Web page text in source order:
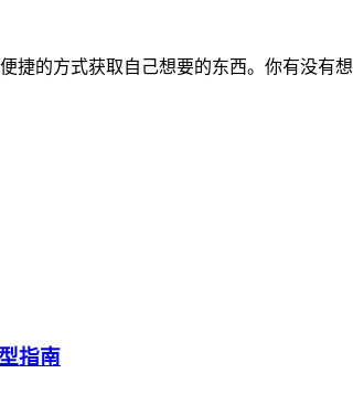
捷的方式获取自己想要的东西。你有没有
指南